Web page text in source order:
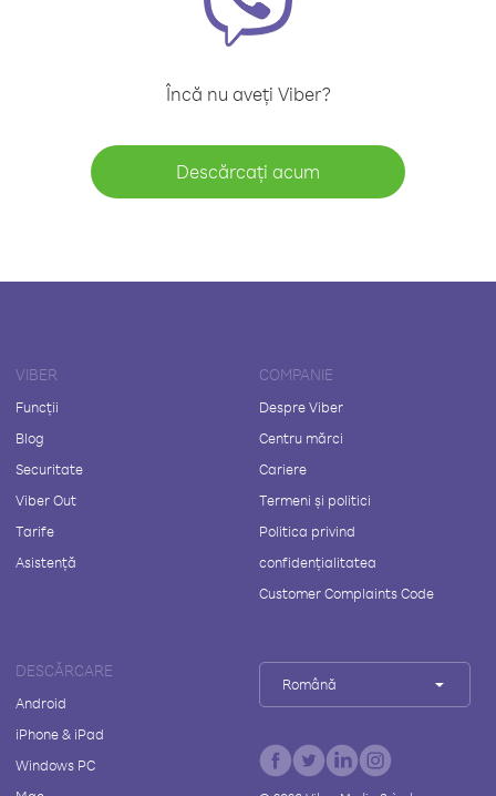
Încă nu aveți Viber?
Descărcați acum
VIBER
Funcții
Blog
Securitate
Viber Out
Tarife
Asistență
COMPANIE
Despre Viber
Centru mărci
Cariere
Termeni și politici
Politica privind
confidențialitatea
Customer Complaints Code
DESCĂRCARE
Android
iPhone & iPad
Windows PC
Română